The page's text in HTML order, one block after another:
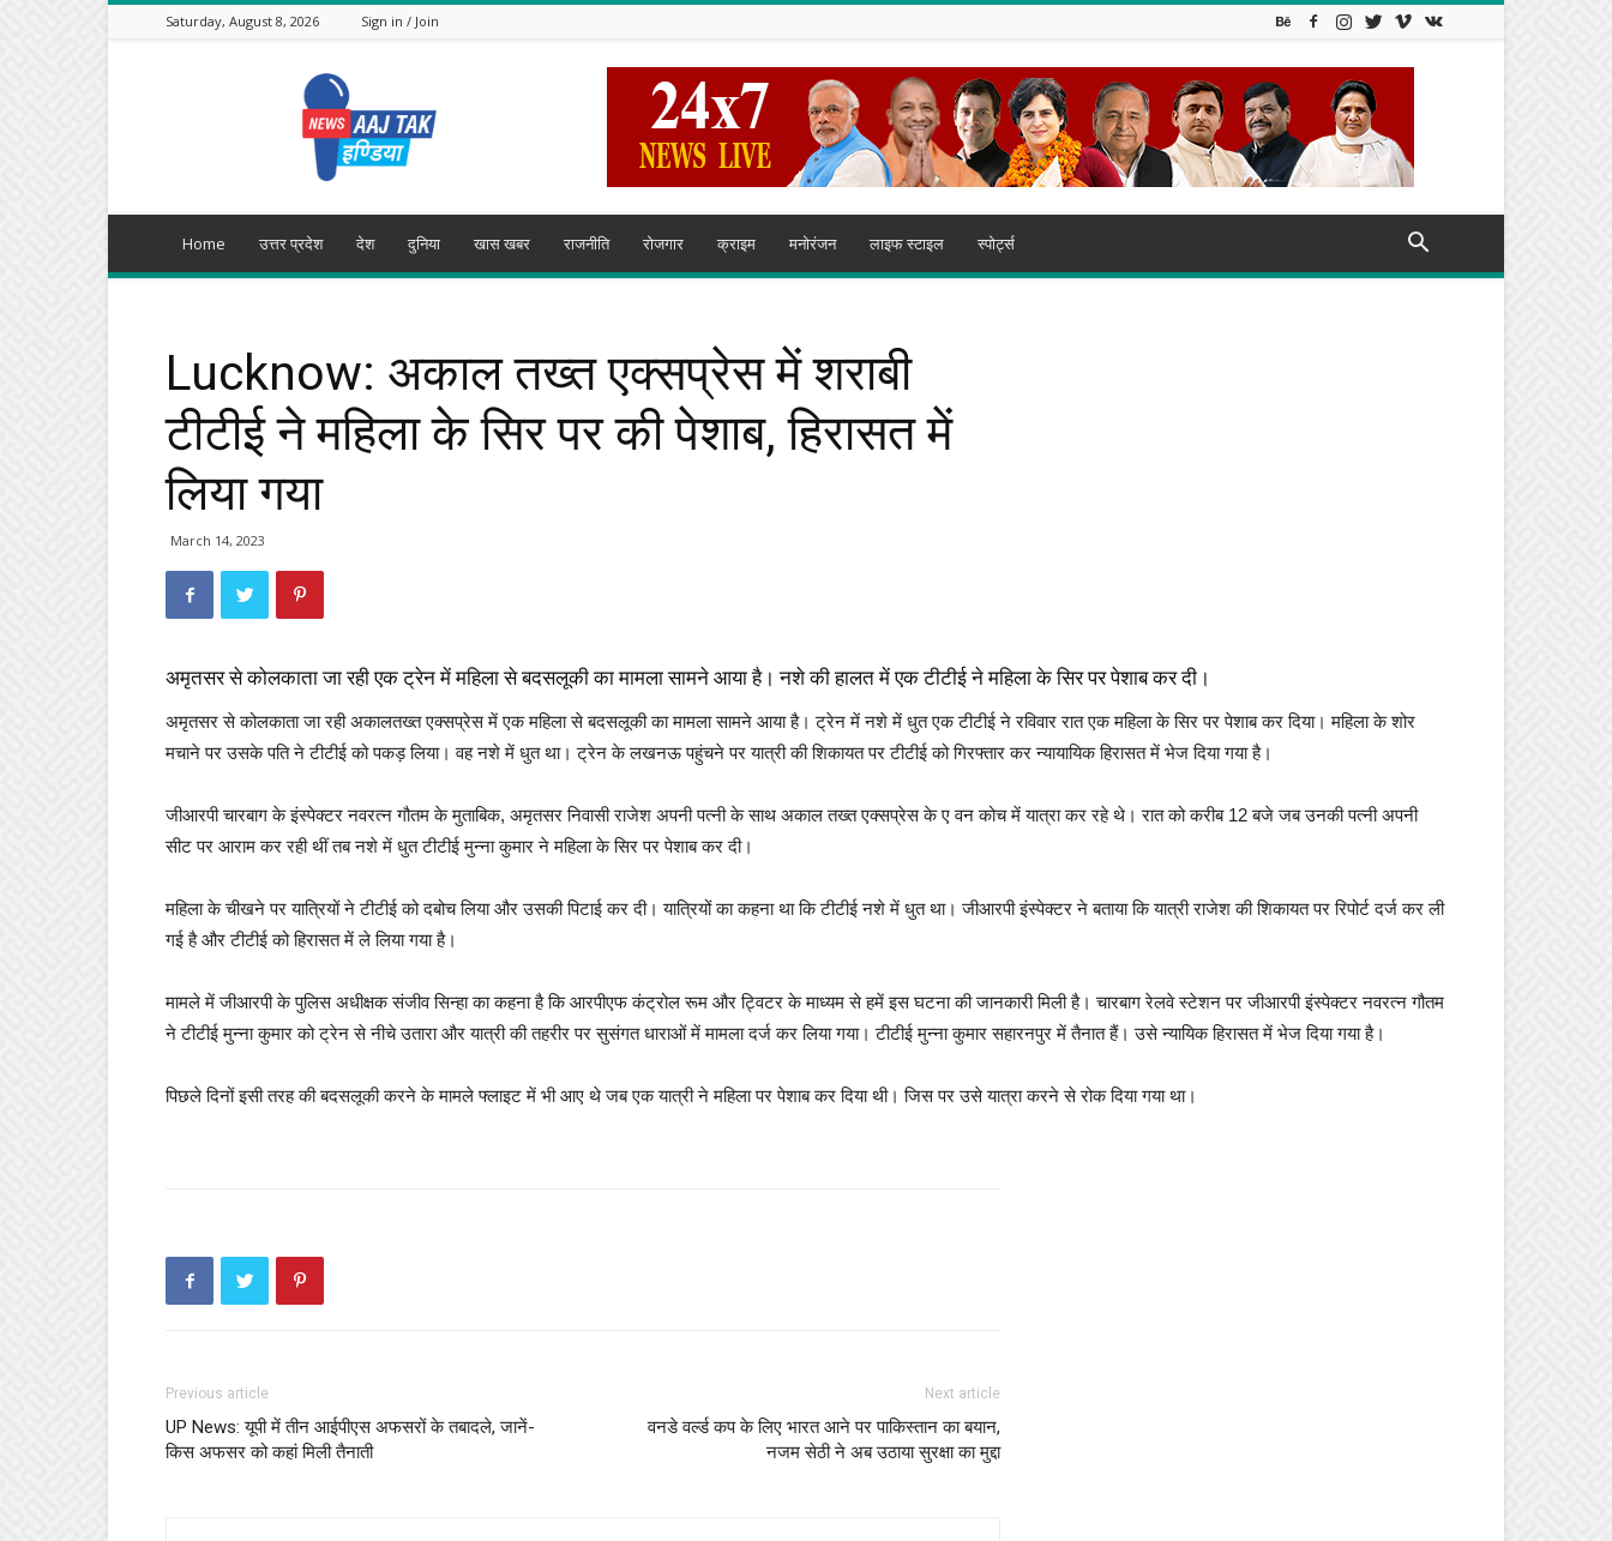
Saturday, August 8, 2026 Sign in / Join
India
Home उत्तर प्रदेश देश दुनिया खास खबर राजनीति रोजगार क्राइम मनोरंजन लाइफ स्टाइल स्पोर्ट्स
Lucknow: अकाल तख्त एक्सप्रेस में शराबी
टीटीई ने महिला के सिर पर की पेशाब, हिरासत में
लिया गया
March 14, 2023
अमृतसर से कोलकाता जा रही एक ट्रेन में महिला से बदसलूकी का मामला सामने आया है। नशे की हालत में एक टीटीई ने महिला के सिर पर पेशाब कर दी।
अमृतसर से कोलकाता जा रही अकालतख्त एक्सप्रेस में एक महिला से बदसलूकी का मामला सामने आया है। ट्रेन में नशे में धुत एक टीटीई ने रविवार रात एक महिला के सिर पर पेशाब कर दिया। महिला के शोर
मचाने पर उसके पति ने टीटीई को पकड़ लिया। वह नशे में धुत था। ट्रेन के लखनऊ पहुंचने पर यात्री की शिकायत पर टीटीई को गिरफ्तार कर न्यायायिक हिरासत में भेज दिया गया है।
जीआरपी चारबाग के इंस्पेक्टर नवरत्न गौतम के मुताबिक, अमृतसर निवासी राजेश अपनी पत्नी के साथ अकाल तख्त एक्सप्रेस के ए वन कोच में यात्रा कर रहे थे। रात को करीब 12 बजे जब उनकी पत्नी अपनी
सीट पर आराम कर रही थीं तब नशे में धुत टीटीई मुन्ना कुमार ने महिला के सिर पर पेशाब कर दी।
महिला के चीखने पर यात्रियों ने टीटीई को दबोच लिया और उसकी पिटाई कर दी। यात्रियों का कहना था कि टीटीई नशे में धुत था। जीआरपी इंस्पेक्टर ने बताया कि यात्री राजेश की शिकायत पर रिपोर्ट दर्ज कर ली
गई है और टीटीई को हिरासत में ले लिया गया है।
मामले में जीआरपी के पुलिस अधीक्षक संजीव सिन्हा का कहना है कि आरपीएफ कंट्रोल रूम और ट्विटर के माध्यम से हमें इस घटना की जानकारी मिली है। चारबाग रेलवे स्टेशन पर जीआरपी इंस्पेक्टर नवरत्न गौतम
ने टीटीई मुन्ना कुमार को ट्रेन से नीचे उतारा और यात्री की तहरीर पर सुसंगत धाराओं में मामला दर्ज कर लिया गया। टीटीई मुन्ना कुमार सहारनपुर में तैनात हैं। उसे न्यायिक हिरासत में भेज दिया गया है।
पिछले दिनों इसी तरह की बदसलूकी करने के मामले फ्लाइट में भी आए थे जब एक यात्री ने महिला पर पेशाब कर दिया थी। जिस पर उसे यात्रा करने से रोक दिया गया था।
Previous article
UP News: यूपी में तीन आईपीएस अफसरों के तबादले, जानें-
किस अफसर को कहां मिली तैनाती
Next article
वनडे वर्ल्ड कप के लिए भारत आने पर पाकिस्तान का बयान,
नजम सेठी ने अब उठाया सुरक्षा का मुद्दा